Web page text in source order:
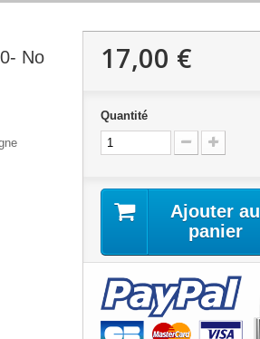
No
17,00 €
Quantité
Ajouter au
panier